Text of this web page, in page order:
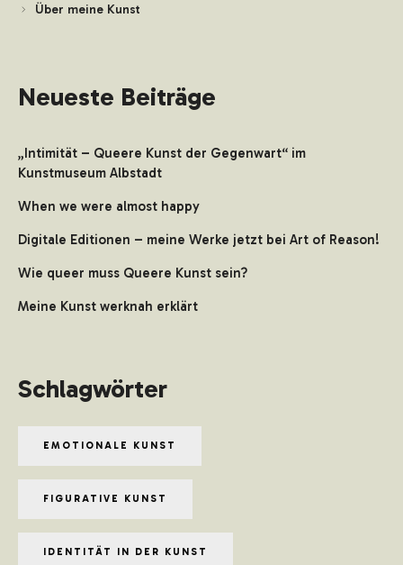
Über meine Kunst
Neueste Beiträge
„Intimität – Queere Kunst der Gegenwart“ im
Kunstmuseum Albstadt
When we were almost happy
Digitale Editionen – meine Werke jetzt bei Art of Reason!
Wie queer muss Queere Kunst sein?
Meine Kunst werknah erklärt
Schlagwörter
EMOTIONALE KUNST
FIGURATIVE KUNST
IDENTITÄT IN DER KUNST